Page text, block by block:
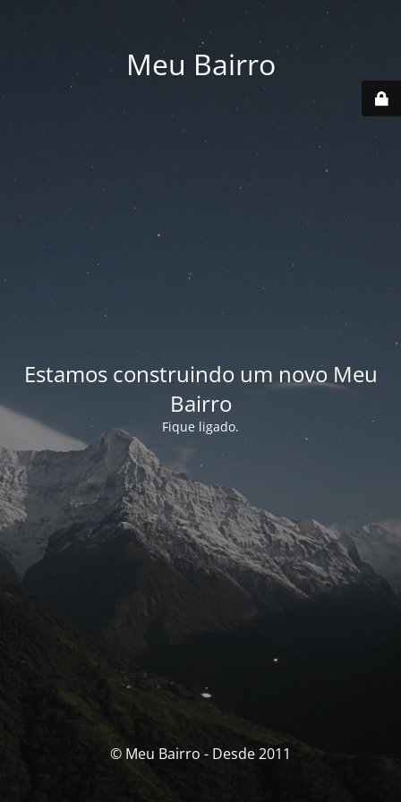
Meu Bairro
Estamos construindo um novo Meu
Bairro
Fique ligado.
© Meu Bairro - Desde 2011